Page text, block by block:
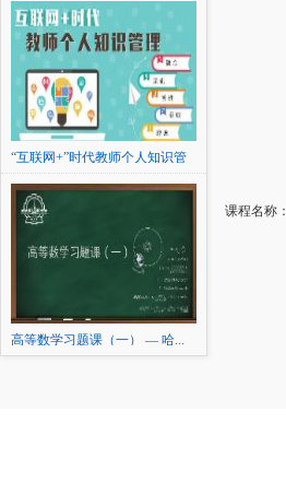
“互联网+”时代教师个人知识管
高等数学习题课（一） — 哈...
课程名称：